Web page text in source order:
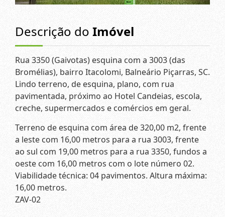
Descrição do Imóvel
Rua 3350 (Gaivotas) esquina com a 3003 (das
Bromélias), bairro Itacolomi, Balneário Piçarras, SC.
Lindo terreno, de esquina, plano, com rua
pavimentada, próximo ao Hotel Candeias, escola,
creche, supermercados e comércios em geral.
Terreno de esquina com área de 320,00 m2, frente
a leste com 16,00 metros para a rua 3003, frente
ao sul com 19,00 metros para a rua 3350, fundos a
oeste com 16,00 metros com o lote número 02.
Viabilidade técnica: 04 pavimentos. Altura máxima:
16,00 metros.
ZAV-02